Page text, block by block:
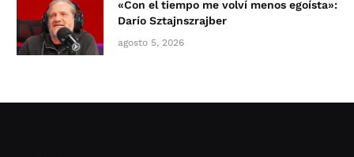
«Con el tiempo me volví menos egoísta»:
Darío Sztajnszrajber
agosto 5, 2026